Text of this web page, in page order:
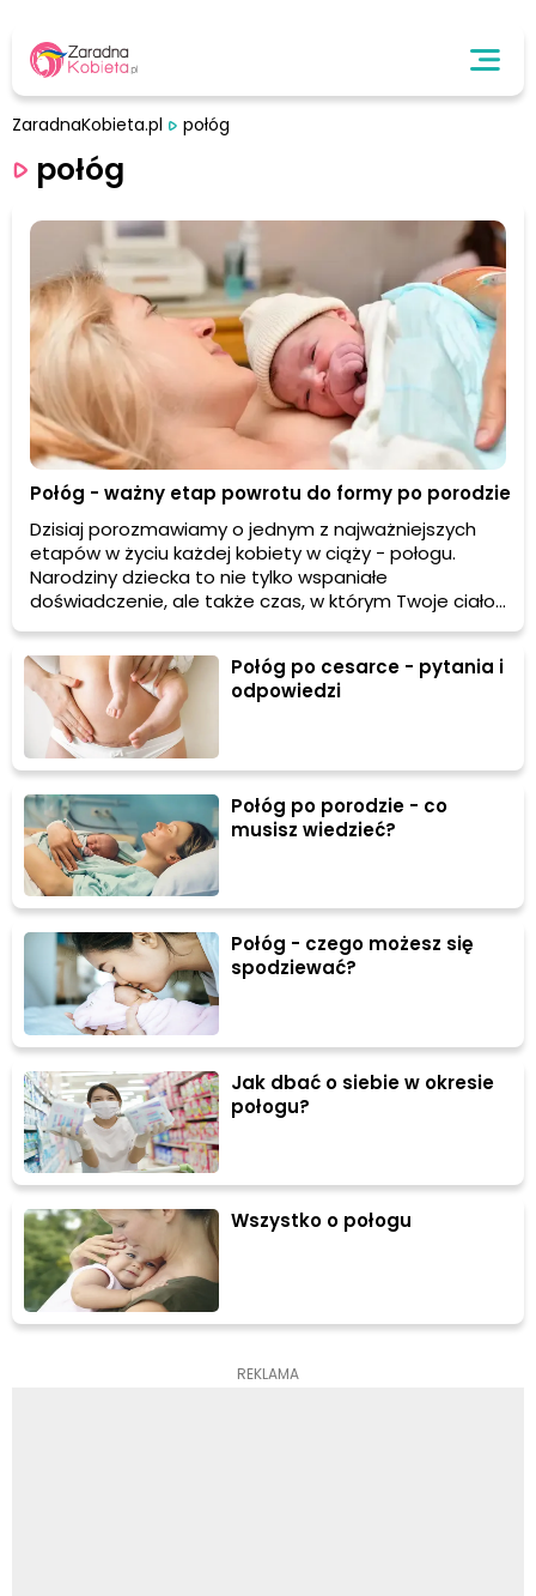
ZaradnaKobieta.pl połóg
połóg
Połóg - ważny etap powrotu do formy po porodzie
Dzisiaj porozmawiamy o jednym z najważniejszych
etapów w życiu każdej kobiety w ciąży - połogu.
Narodziny dziecka to nie tylko wspaniałe
doświadczenie, ale także czas, w którym Twoje ciało
przechodzi wiele zmian i powraca do stanu sprzed
ciąży. W tym artykule dowiesz się, jak długo trwa
połóg, jakie problemy mogą się pojawić i jak sobie z
nimi radzić. Gotowa? Zaczynamy!
Połóg po cesarce - pytania i
odpowiedzi
Połóg po porodzie - co
musisz wiedzieć?
Połóg - czego możesz się
spodziewać?
Jak dbać o siebie w okresie
połogu?
Wszystko o połogu
REKLAMA